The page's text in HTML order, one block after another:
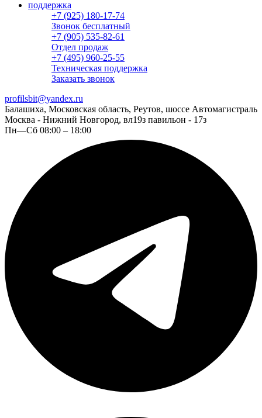
поддержка
+7 (925) 180-17-74
Звонок бесплатный
+7 (905) 535-82-61
Отдел продаж
+7 (495) 960-25-55
Техническая поддержка
Заказать звонок
profilsbit@yandex.ru
Балашиха, Московская область, Реутов, шоссе Автомагистраль
Москва - Нижний Новгород, вл19з павильон - 17з
Пн—Сб 08:00 – 18:00